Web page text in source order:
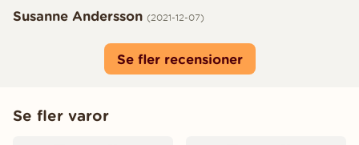
Susanne Andersson (2021-12-07)
Se fler recensioner
Se fler varor